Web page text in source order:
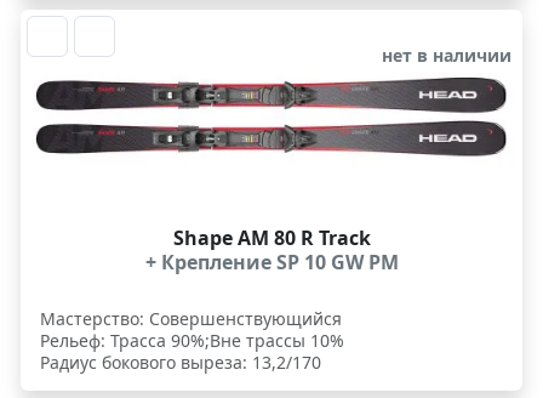
нет в наличии
Shape AM 80 R Track
+ Крепление SP 10 GW PM
Мастерство: Совершенствующийся
Рельеф: Трасса 90%;Вне трассы 10%
Радиус бокового выреза: 13,2/170